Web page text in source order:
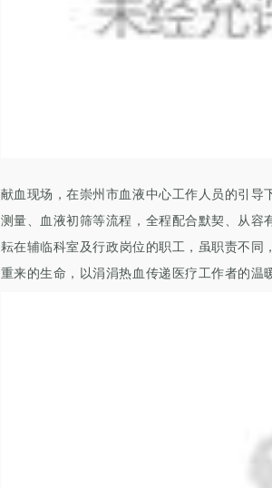
献血现场，在崇州市血液中心工作人员的引导
测量、血液初筛等流程，全程配合默契、从容
耘在辅临科室及行政岗位的职工，虽职责不同
重来的生命，以涓涓热血传递 医疗工作者的温